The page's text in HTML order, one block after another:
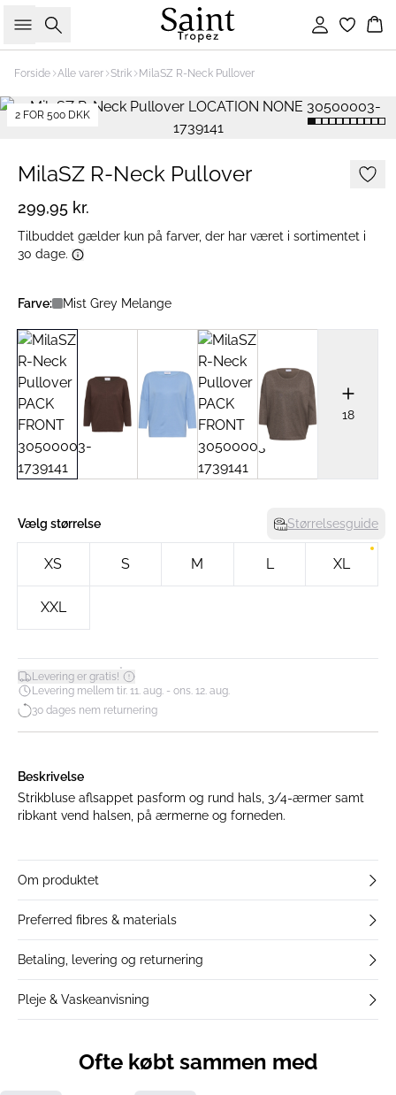
Søg Log ind
Forside Alle varer Strik MilaSZ R-Neck Pullover
2 FOR 500 DKK
MilaSZ R-Neck Pullover
299,95 kr.
Tilbuddet gælder kun på farver, der har været i sortimentet i
30 dage.
Farve: Mist Grey Melange
18
Vælg størrelse Størrelsesguide
XS S M L XL
XXL
Levering er gratis!*
Levering mellem tir. 11. aug. - ons. 12. aug.
30 dages nem returnering
Beskrivelse
Strikbluse aflsappet pasform og rund hals, 3/4-ærmer samt
ribkant vend halsen, på ærmerne og forneden.
Om produktet
Preferred fibres & materials
Betaling, levering og returnering
Pleje & Vaskeanvisning
Ofte købt sammen med